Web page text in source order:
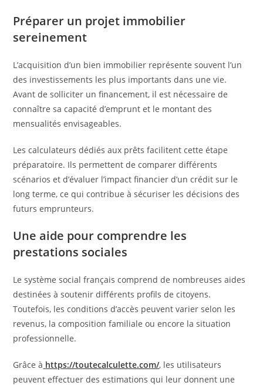
Préparer un projet immobilier
sereinement
L’acquisition d’un bien immobilier représente souvent l’un
des investissements les plus importants dans une vie.
Avant de solliciter un financement, il est nécessaire de
connaître sa capacité d’emprunt et le montant des
mensualités envisageables.
Les calculateurs dédiés aux prêts facilitent cette étape
préparatoire. Ils permettent de comparer différents
scénarios et d’évaluer l’impact financier d’un crédit sur le
long terme, ce qui contribue à sécuriser les décisions des
futurs emprunteurs.
Une aide pour comprendre les
prestations sociales
Le système social français comprend de nombreuses aides
destinées à soutenir différents profils de citoyens.
Toutefois, les conditions d’accès peuvent varier selon les
revenus, la composition familiale ou encore la situation
professionnelle.
Grâce à https://toutecalculette.com/, les utilisateurs
peuvent effectuer des estimations qui leur donnent une